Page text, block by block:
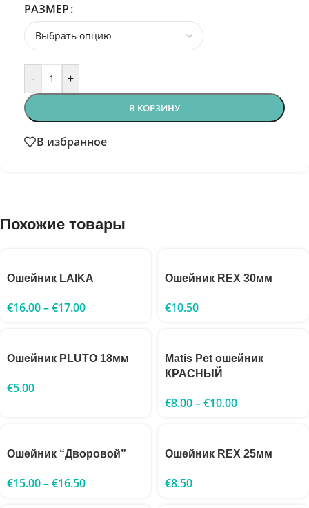
РАЗМЕР
- +
В КОРЗИНУ
В избранное
Похожие товары
Ошейник LAIKA
€16.00–€17.00
Ошейник REX 30мм
€10.50
Ошейник PLUTO 18мм
€5.00
Matis Pet ошейник
КРАСНЫЙ
€8.00–€10.00
Ошейник “Дворовой”
€15.00–€16.50
Ошейник REX 25мм
€8.50